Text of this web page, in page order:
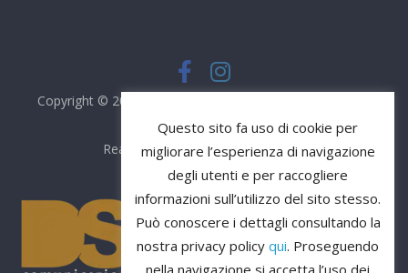
Copyright © 2026
Realizzato daDS Comunicazione
Questo sito fa uso di cookie per
migliorare l’esperienza di navigazione
degli utenti e per raccogliere
informazioni sull’utilizzo del sito stesso.
Può conoscere i dettagli consultando la
nostra privacy policy qui. Proseguendo